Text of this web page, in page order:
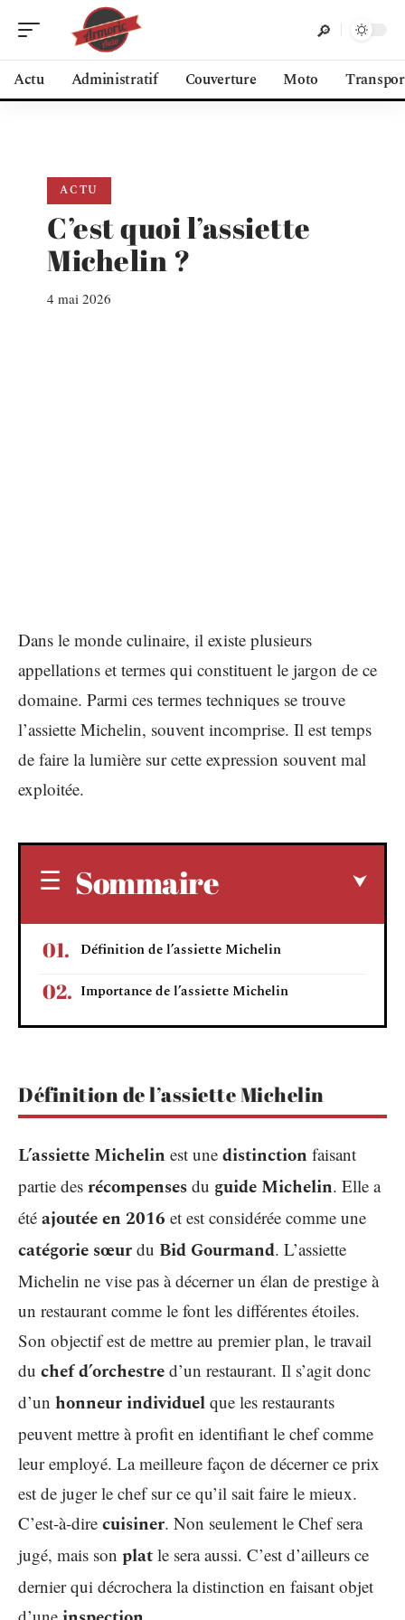
Actu Administratif Couverture Moto
ACTU
C’est quoi l’assiette
Michelin ?
4 mai 2026
Dans le monde culinaire, il existe plusieurs
appellations et termes qui constituent le jargon de ce
domaine. Parmi ces termes techniques se trouve
l’assiette Michelin, souvent incomprise. Il est temps
de faire la lumière sur cette expression souvent mal
exploitée.
Sommaire
Définition de l’assiette Michelin
Importance de l’assiette Michelin
Définition de l’assiette Michelin
L’assiette Michelin est une distinction faisant
partie des récompenses du guide Michelin. Elle a
été ajoutée en 2016 et est considérée comme une
catégorie sœur du Bid Gourmand. L’assiette
Michelin ne vise pas à décerner un élan de prestige à
un restaurant comme le font les différentes étoiles.
Son objectif est de mettre au premier plan, le travail
du chef d’orchestre d’un restaurant. Il s’agit donc
d’un honneur individuel que les restaurants
peuvent mettre à profit en identifiant le chef comme
leur employé. La meilleure façon de décerner ce prix
est de juger le chef sur ce qu’il sait faire le mieux.
C’est-à-dire cuisiner. Non seulement le Chef sera
jugé, mais son plat le sera aussi. C’est d’ailleurs ce
dernier qui décrochera la distinction en faisant objet
d’une